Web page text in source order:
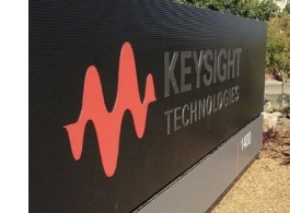
Theo dõi báo trên
Hotline
0906 645 777
Liên
0908
Quảng cáo RSS